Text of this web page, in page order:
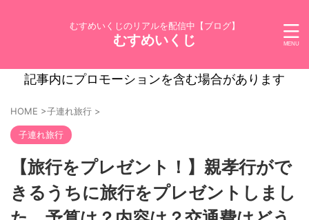
むすめいくじのリアルを配信中【ブログ】
むすめいくじ
記事内にプロモーションを含む場合があります
HOME >子連れ旅行 >
子連れ旅行
【旅行をプレゼント！】親孝行がで
きるうちに旅行をプレゼントしまし